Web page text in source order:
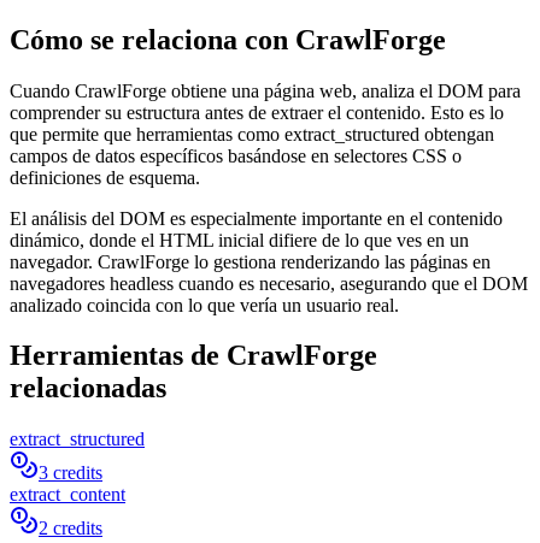
Cómo se relaciona con CrawlForge
Cuando CrawlForge obtiene una página web, analiza el DOM para
comprender su estructura antes de extraer el contenido. Esto es lo
que permite que herramientas como extract_structured obtengan
campos de datos específicos basándose en selectores CSS o
definiciones de esquema.
El análisis del DOM es especialmente importante en el contenido
dinámico, donde el HTML inicial difiere de lo que ves en un
navegador. CrawlForge lo gestiona renderizando las páginas en
navegadores headless cuando es necesario, asegurando que el DOM
analizado coincida con lo que vería un usuario real.
Herramientas de CrawlForge
relacionadas
extract_structured
3 credits
extract_content
2 credits